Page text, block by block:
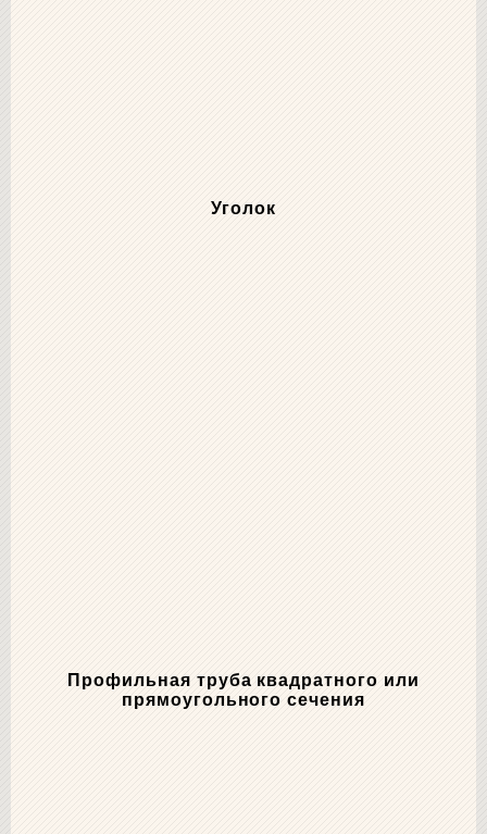
Уголок
Профильная труба квадратного или
прямоугольного сечения